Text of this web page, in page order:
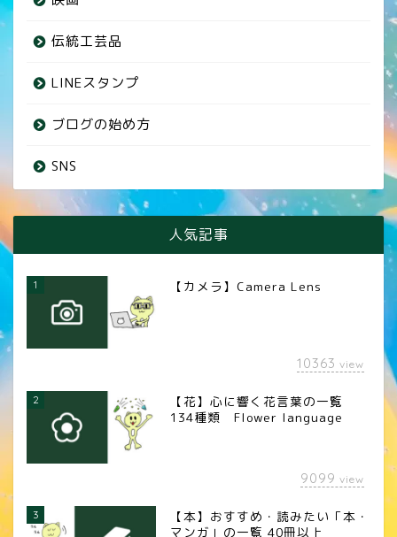
伝統工芸品
LINEスタンプ
ブログの始め方
SNS
人気記事
1 【カメラ】Camera Lens
10363 view
2
【花】心に響く花言葉の一覧
134種類 Flower language
9099 view
3
【本】おすすめ・読みたい「本・
マンガ」の一覧 40冊以上